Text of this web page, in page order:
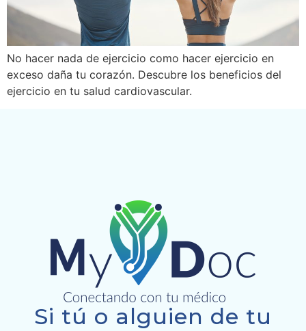
No hacer nada de ejercicio como hacer ejercicio en
exceso daña tu corazón. Descubre los beneficios del
ejercicio en tu salud cardiovascular.
Si tú o alguien de tu